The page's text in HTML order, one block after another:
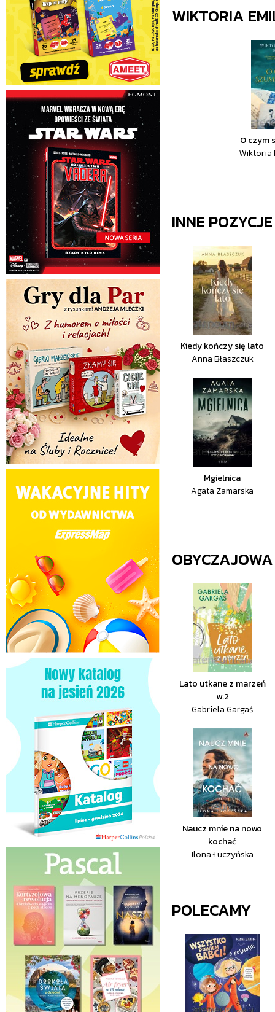
WIKTORIA
O czym
Wiktoria
INNE
Kiedy kończy się lato
Anna Błaszczuk
Mgielnica
Agata Zamarska
OBYCZAJOWA
Lato utkane z marzeń
w.2
Gabriela Gargaś
Naucz mnie na nowo
kochać
Ilona Łuczyńska
POLECAMY